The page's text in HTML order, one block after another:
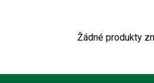
Žádné produkty